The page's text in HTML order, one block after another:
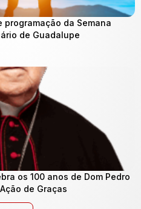
da Semana
de Guadalupe
os 100 anos de Dom Pedro
de Graças